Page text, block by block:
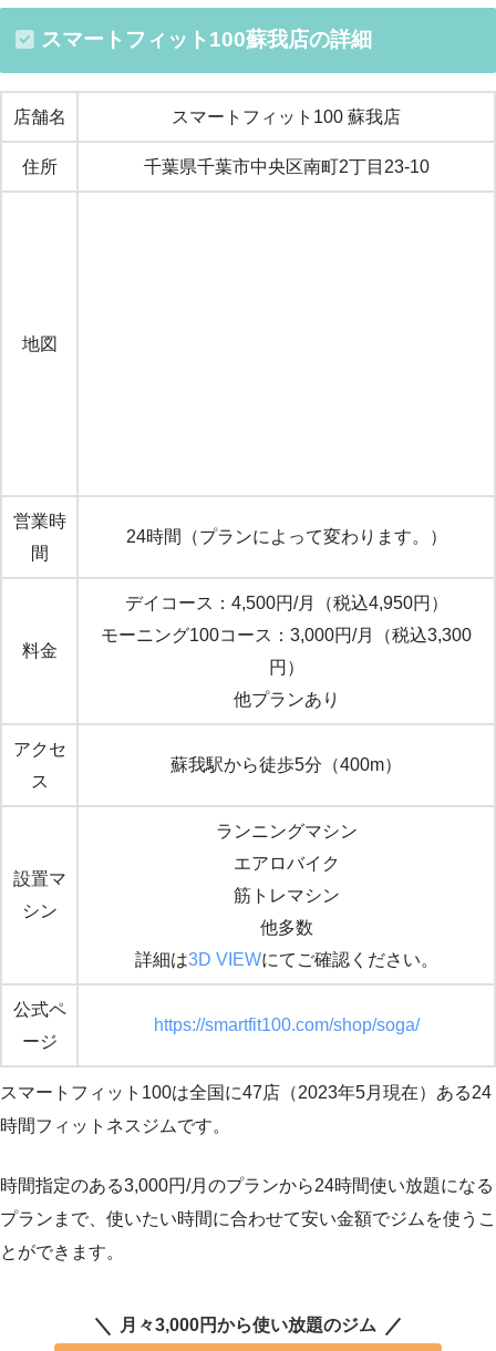
スマートフィット100蘇我店の詳細
店舗名 スマートフィット100 蘇我店
住所 千葉県千葉市中央区南町2丁目23-10
地図
営業時
間
24時間（プランによって変わります。）
料金
デイコース：4,500円/月（税込4,950円）
モーニング100コース：3,000円/月（税込3,300
円）
他プランあり
アクセ
ス
蘇我駅から徒歩5分（400m）
設置マ
シン
ランニングマシン
エアロバイク
筋トレマシン
他多数
詳細は3D VIEWにてご確認ください。
公式ペ
ージ
https://smartfit100.com/shop/soga/
スマートフィット100は全国に47店（2023年5月現在）ある24
時間フィットネスジムです。
時間指定のある3,000円/月のプランから24時間使い放題になる
プランまで、使いたい時間に合わせて安い金額でジムを使うこ
とができます。
月々3,000円から使い放題のジム